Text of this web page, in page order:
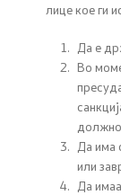
лице кое ги
Да е
Во
Да има
или
Да